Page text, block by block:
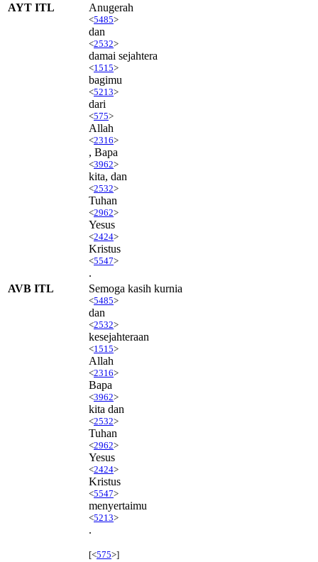
AYT ITL
Anugerah
<5485>
dan
<2532>
damai sejahtera
<1515>
bagimu
<5213>
dari
<575>
Allah
<2316>
, Bapa
<3962>
kita, dan
<2532>
Tuhan
<2962>
Yesus
<2424>
Kristus
<5547>
.
AVB ITL
Semoga kasih kurnia
<5485>
dan
<2532>
kesejahteraan
<1515>
Allah
<2316>
Bapa
<3962>
kita dan
<2532>
Tuhan
<2962>
Yesus
<2424>
Kristus
<5547>
menyertaimu
<5213>
.
[<575>]